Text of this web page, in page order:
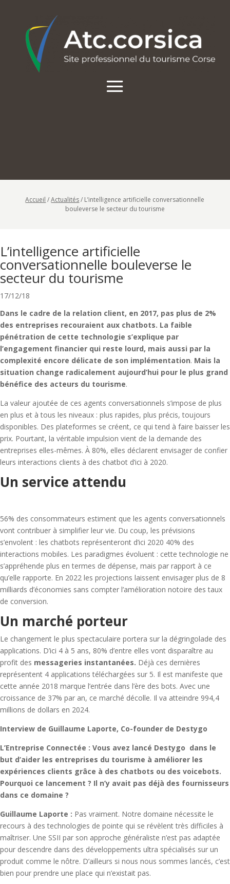
Accueil /Actualités/ L’intelligence artificielle conversationnelle
bouleverse le secteur du tourisme
L’intelligence artificielle
conversationnelle bouleverse le
secteur du tourisme
17/12/18
Dans le cadre de la relation client, en 2017, pas plus de 2%
des entreprises recouraient aux chatbots. La faible
pénétration de cette technologie s’explique par
l’engagement financier qui reste lourd, mais aussi par la
complexité encore délicate de son implémentation. Mais la
situation change radicalement aujourd’hui pour le plus grand
bénéfice des acteurs du tourisme.
La valeur ajoutée de ces agents conversationnels s’impose de plus
en plus et à tous les niveaux : plus rapides, plus précis, toujours
disponibles. Des plateformes se créent, ce qui tend à faire baisser les
prix. Pourtant, la véritable impulsion vient de la demande des
entreprises elles-mêmes. À 80%, elles déclarent envisager de confier
leurs interactions clients à des chatbot d’ici à 2020.
Un service attendu
56% des consommateurs estiment que les agents conversationnels
vont contribuer à simplifier leur vie. Du coup, les prévisions
s’envolent : les chatbots représenteront d’ici 2020 40% des
interactions mobiles. Les paradigmes évoluent : cette technologie ne
s’appréhende plus en termes de dépense, mais par rapport à ce
qu’elle rapporte. En 2022 les projections laissent envisager plus de 8
milliards d’économies sans compter l’amélioration notoire des taux
de conversion.
Un marché porteur
Le changement le plus spectaculaire portera sur la dégringolade des
applications. D’ici 4 à 5 ans, 80% d’entre elles vont disparaître au
profit des messageries instantanées. Déjà ces dernières
représentent 4 applications téléchargées sur 5. Il est manifeste que
cette année 2018 marque l’entrée dans l’ère des bots. Avec une
croissance de 37% par an, ce marché décolle. Il va atteindre 994,4
millions de dollars en 2024.
Interview de Guillaume Laporte, Co-founder de Destygo
L’Entreprise Connectée : Vous avez lancé Destygo dans le
but d’aider les entreprises du tourisme à améliorer les
expériences clients grâce à des chatbots ou des voicebots.
Pourquoi ce lancement ? Il n’y avait pas déjà des fournisseurs
dans ce domaine ?
Guillaume Laporte : Pas vraiment. Notre domaine nécessite le
recours à des technologies de pointe qui se révèlent très difficiles à
maîtriser. Une SSII par son approche généraliste n’est pas adaptée
pour descendre dans des développements ultra spécialisés sur un
produit comme le nôtre. D’ailleurs si nous nous sommes lancés, c’est
bien pour prendre une place qui n’existait pas.